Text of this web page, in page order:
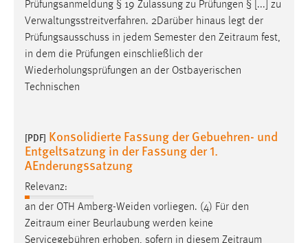
Prüfungsanmeldung § 19 Zulassung zu Prüfungen § [...] zu
Verwaltungsstreitverfahren. 2Darüber hinaus legt der
Prüfungsausschuss in jedem Semester den Zeitraum fest,
in dem die Prüfungen einschließlich der
Wiederholungsprüfungen an der Ostbayerischen
Technischen
[PDF] Konsolidierte Fassung der Gebuehren- und
Entgeltsatzung in der Fassung der 1.
AEnderungssatzung
Relevanz:
an der OTH Amberg-Weiden vorliegen. (4) Für den
Zeitraum einer Beurlaubung werden keine
Servicegebühren erhoben, sofern in diesem Zeitraum